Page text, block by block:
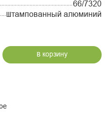
66/7320
Штампованный алюминий
В корзину